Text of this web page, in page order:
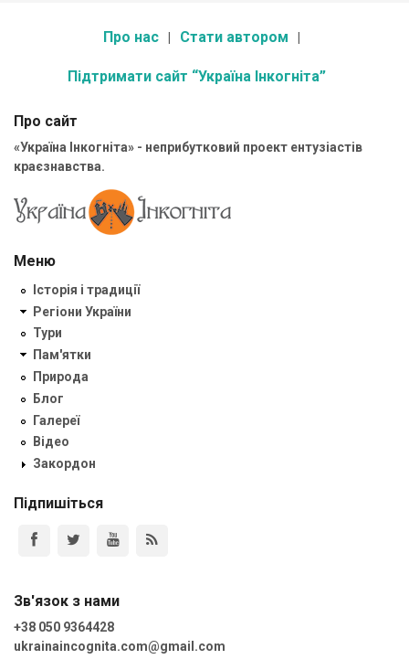
Про нас Стати автором
Підтримати сайт “Україна Інкогніта”
Про сайт
«Україна Інкогніта» - неприбутковий проект ентузіастів
краєзнавства.
Меню
Історія і традиції
Регіони України
Тури
Пам'ятки
Природа
Блог
Галереї
Відео
Закордон
Підпишіться
Зв'язок з нами
+38 050 9364428
ukrainaincognita.com@gmail.com